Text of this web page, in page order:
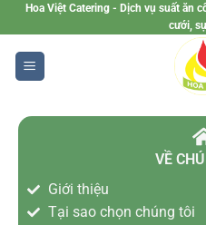
Hoa Việt Catering - Dịch vụ suất ăn
cưới,
VỀ
Giới thiệu
Tại sao chọn chúng tôi